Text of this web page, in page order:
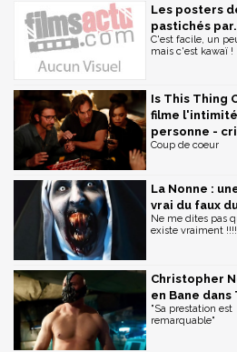
Les posters
pastichés
C'est facile, un
mais c'est kawaï !
Is This Thing
filme
personne -
Coup de coeur
La Nonne :
vrai du faux
Ne me dites pas
existe vraiment
Christopher
en Bane dans
"Sa prestation est
remarquable"